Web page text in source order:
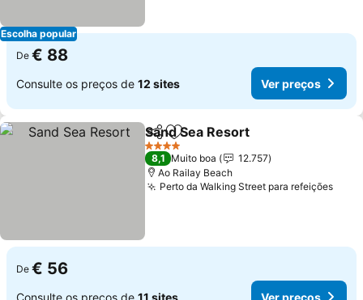
Escolha popular
De € 88
Consulte os preços de 12 sites Ver preços
PartilharAdicionar aos favoritos
Sand Sea Resort
4 Estrelas
8,1 Muito boa
12.757
Ao Railay Beach
Perto da Walking Street para refeiçõesVer
De € 56
Consulte os preços de 11 sites Ver preços